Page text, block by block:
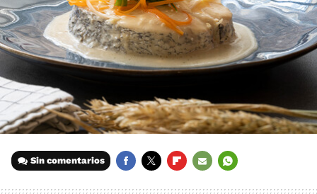
Sin comentarios